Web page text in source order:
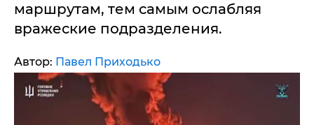
маршрутам, тем самым ослабляя
вражеские подразделения.
Автор: Павел Приходько